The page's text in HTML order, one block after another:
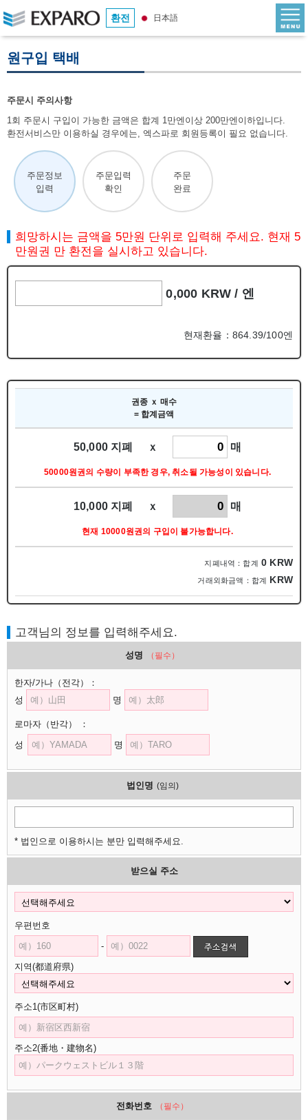
환전 日本語
원구입 택배
주문시 주의사항
1회 주문시 구입이 가능한 금액은 합계 1만엔이상 200만엔이하입니다.
환전서비스만 이용하실 경우에는, 엑스파로 회원등록이 필요 없습니다.
주문정보
입력
주문입력
확인
주문
완료
희망하시는 금액을 5만원 단위로 입력해 주세요. 현재 5
만원권 만 환전을 실시하고 있습니다.
0,000 KRW / 엔
현재환율：864.39/100엔
권종 ｘ 매수
= 합계금액
50,000 지폐 ｘ 매
50000원권의 수량이 부족한 경우, 취소될 가능성이 있습니다.
10,000 지폐 ｘ 매
현재 10000원권의 구입이 불가능합니다.
지폐내역：합계 0 KRW
거래외화금액：합계 KRW
고객님의 정보를 입력해주세요.
성명 （필수）
한자/가나 （전각）
：
성
명
로마자 （반각）
：
성
명
법인명 (임의)
* 법인으로 이용하시는 분만 입력해주세요.
받으실 주소
우편번호
-
지역(都道府県)
주소1(市区町村)
주소2(番地・建物名)
전화번호 （필수）